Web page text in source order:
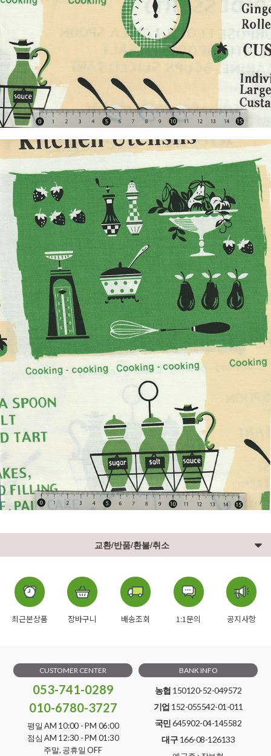
교환/반품/환불/취소
최근본상품 장바구니 배송조회 1:1문의 공지사항
CUSTOMER CENTER
053-741-0289
010-6780-3727
평일 AM 10:00 - PM 06:00
점심 AM 12:30 - PM 01:30
주말, 공휴일 OFF
BANK INFO
농협 150120-52-049572
기업 152-055542-01-011
국민645902-04-145582
대구166-08-126133